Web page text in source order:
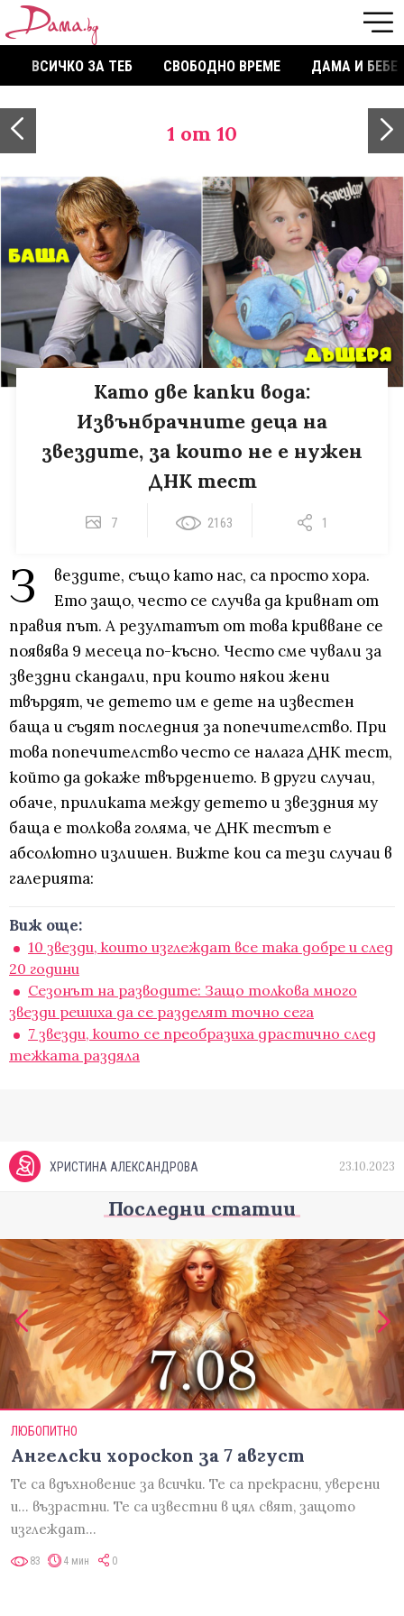
ВСИЧКО ЗА ТЕБ СВОБОДНО ВРЕМЕ ДАМА И БЕБЕ
1 от 10
Като две капки вода:
Извънбрачните деца на
звездите, за които не е нужен
ДНК тест
7 2163 1
З
вездите, също като нас, са просто хора.
Ето защо, често се случва да кривнат от
правия път. А резултатът от това кривване се
появява 9 месеца по-късно. Често сме чували за
звездни скандали, при които някои жени
твърдят, че детето им е дете на известен
баща и съдят последния за попечителство. При
това попечителство често се налага ДНК тест,
който да докаже твърдението. В други случаи,
обаче, приликата между детето и звездния му
баща е толкова голяма, че ДНК тестът е
абсолютно излишен. Вижте кои са тези случаи в
галерията:
Виж още:
10 звезди, които изглеждат все така добре и след
20 години
Сезонът на разводите: Защо толкова много
звезди решиха да се разделят точно сега
7 звезди, които се преобразиха драстично след
тежката раздяла
ХРИСТИНА АЛЕКСАНДРОВА 23.10.2023
Последни статии
ЛЮБОПИТНО
Ангелски хороскоп за 7 август
Те са вдъхновение за всички. Те са прекрасни, уверени
и... възрастни. Те са известни в цял свят, защото
изглеждат…
83 4 мин 0